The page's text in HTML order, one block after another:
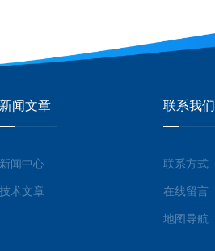
新闻文章
新闻中心
技术文章
联系我们
联系方式
在线留言
地图导航